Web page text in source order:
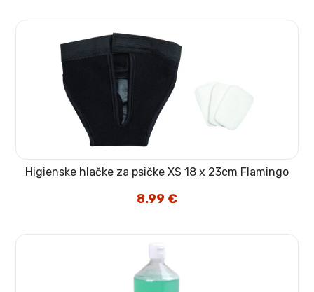
Higienske hlačke za psičke XS 18 x 23cm Flamingo
8.99€